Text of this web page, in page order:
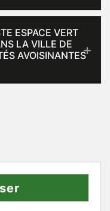
ESPACE VERT
LA VILLE DE
AVOISINANTES